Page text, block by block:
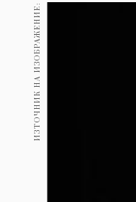
Пътувай
Здраве
Gentlemen
ИЗТОЧНИК НА ИЗОБРАЖЕНИЕ: